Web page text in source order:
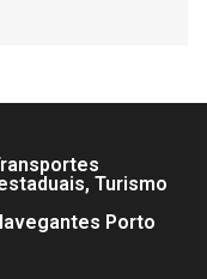
Turismo
Porto